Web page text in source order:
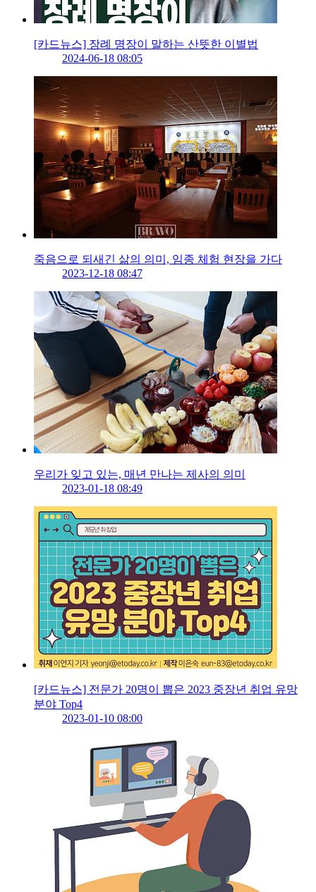
[카드뉴스] 장례 명장이 말하는 산뜻한 이별법
2024-06-18 08:05
죽음으로 되새긴 삶의 의미, 임종 체험 현장을 가다
2023-12-18 08:47
우리가 잊고 있는, 매년 만나는 제사의 의미
2023-01-18 08:49
[카드뉴스] 전문가 20명이 뽑은 2023 중장년 취업 유망
분야 Top4
2023-01-10 08:00